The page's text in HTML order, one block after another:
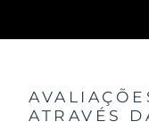
ATRAVÉS